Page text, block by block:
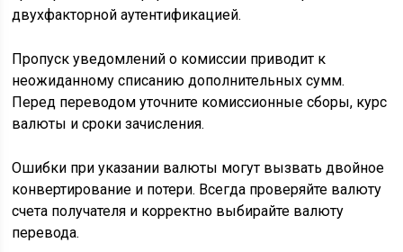
двухфакторной аутентификацией.
Пропуск уведомлений о комиссии приводит к
неожиданному списанию дополнительных сумм.
Перед переводом уточните комиссионные сборы, курс
валюты и сроки зачисления.
Ошибки при указании валюты могут вызвать двойное
конвертирование и потери. Всегда проверяйте валюту
счета получателя и корректно выбирайте валюту
перевода.